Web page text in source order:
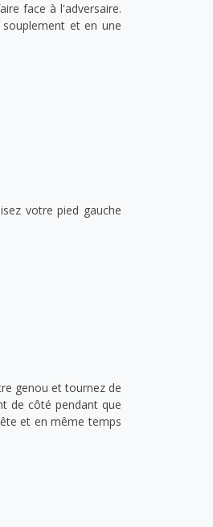
face à l'adversaire.
et en une
votre pied gauche
genou et tournez de
de côté pendant que
et en même temps